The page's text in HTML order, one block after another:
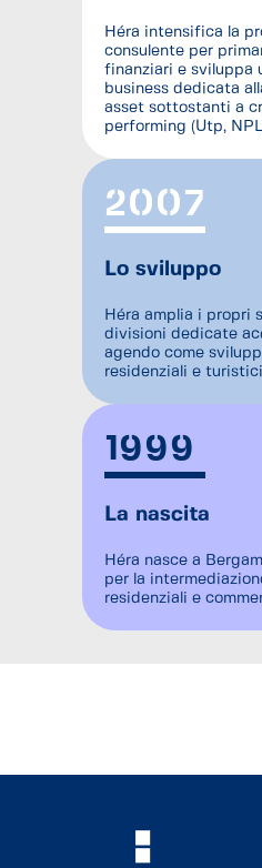
2007
Lo sviluppo
Héra amplia i propri
divisioni dedicate
agendo come
residenziali e
Héra intensifica la
consulente per
finanziari e sviluppa
business dedicata
asset sottostanti a
performing (Utp,
1999
La nascita
Héra nasce a
per la
residenziali e